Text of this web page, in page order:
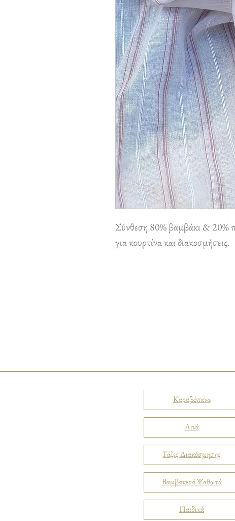
Σύνθεση 80% βαμβάκι & 20%
για κουρτίνα και διακοσμήσεις.
Καραβόπανα
Λινά
Γάζες Διακόσμησης
Βαμβακερά Ψαθωτά
Παιδικά